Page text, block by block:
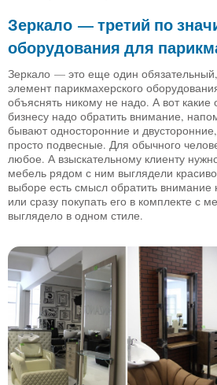
Зеркало — третий по
оборудования для
Зеркало — это еще один
элемент парикмахерского
объяснять никому не надо. А вот
бизнесу надо обратить внимание,
бывают односторонние и
просто подвесные. Для обычного
любое. А взыскательному клиенту
мебель рядом с ним выглядели
выборе есть смысл обратить
или сразу покупать его в комплекте с
выглядело в одном стиле.